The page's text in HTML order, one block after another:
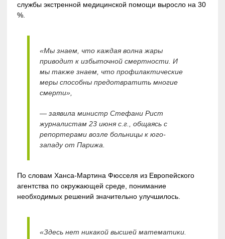
службы экстренной медицинской помощи выросло на 30
%.
«Мы знаем, что каждая волна жары
приводит к избыточной смертности. И
мы также знаем, что профилактические
меры способны предотвратить многие
смерти»,
— заявила министр Стефани Рист
журналистам 23 июня с.г., общаясь с
репортерами возле больницы к юго-
западу от Парижа.
По словам Ханса-Мартина Фюсселя из Европейского
агентства по окружающей среде, понимание
необходимых решений значительно улучшилось.
«Здесь нет никакой высшей математики.